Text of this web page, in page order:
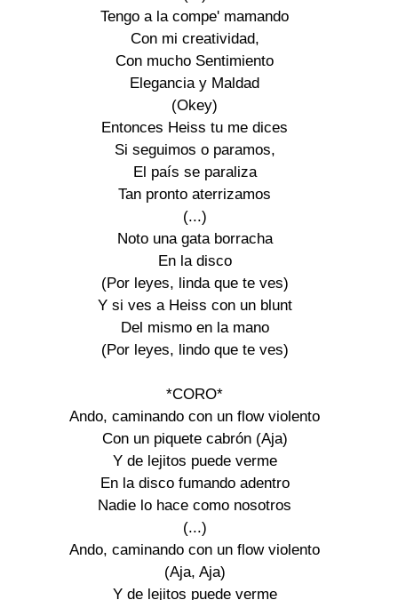
Tengo a la compe' mamando
Con mi creatividad,
Con mucho Sentimiento
Elegancia y Maldad
(Okey)
Entonces Heiss tu me dices
Si seguimos o paramos,
El país se paraliza
Tan pronto aterrizamos
(...)
Noto una gata borracha
En la disco
(Por leyes, linda que te ves)
Y si ves a Heiss con un blunt
Del mismo en la mano
(Por leyes, lindo que te ves)
*CORO*
Ando, caminando con un flow violento
Con un piquete cabrón (Aja)
Y de lejitos puede verme
En la disco fumando adentro
Nadie lo hace como nosotros
(...)
Ando, caminando con un flow violento
(Aja, Aja)
Y de lejitos puede verme